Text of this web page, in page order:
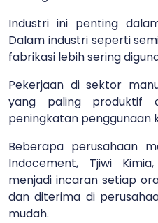
Industri ini penting
Dalam industri seperti
fabrikasi lebih sering
Pekerjaan di sektor
yang paling produktif
peningkatan penggunaan
Beberapa perusahaan
Indocement, Tjiwi
menjadi incaran setiap
dan diterima di
mudah.